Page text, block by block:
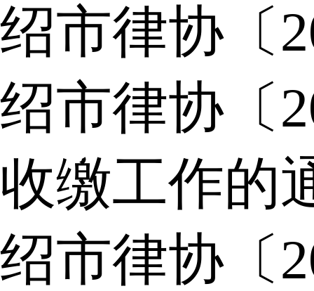
绍市律协〔
绍市律协〔
收缴工作的
绍市律协〔